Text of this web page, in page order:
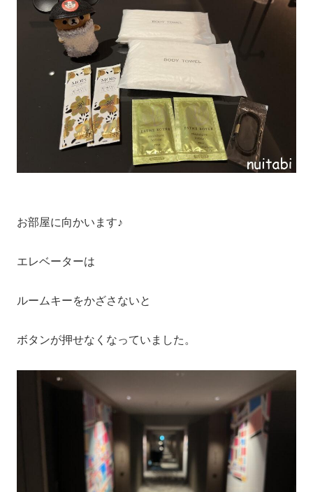
お部屋に向かいます♪
エレベーターは
ルームキーをかざさないと
ボタンが押せなくなっていました。